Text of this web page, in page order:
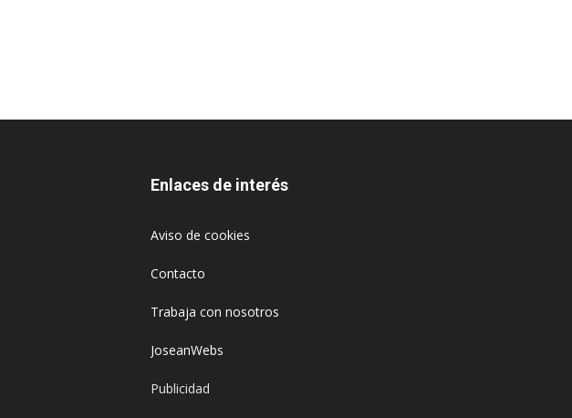
Enlaces de interés
Aviso de cookies
Contacto
Trabaja con nosotros
JoseanWebs
Publicidad